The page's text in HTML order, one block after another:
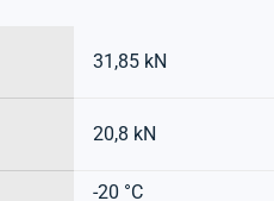
31,85 kN
20,8 kN
-20 °C